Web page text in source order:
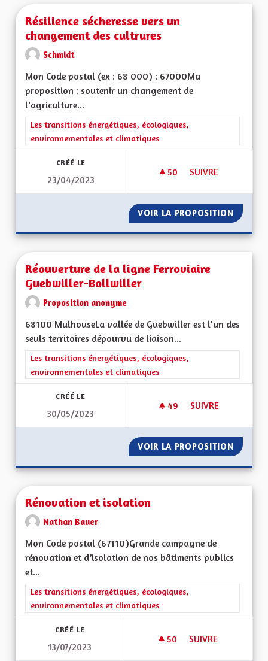
Résilience sécheresse vers un
changement des cultrures
Schmidt
Mon Code postal (ex : 68 000) : 67000Ma
proposition : soutenir un changement de
l'agriculture...
Filtrer les résultats de la catégorie : Les transitions
Les transitions énergétiques, écologiques,
environnementales et climatiques
CRÉÉ LE
23/04/2023
50 50 ABONNÉS
SUIVRE
VOIR LA PROPOSITION
Réouverture de la ligne Ferroviaire
Guebwiller-Bollwiller
Proposition anonyme
68100 MulhouseLa vallée de Guebwiller est l'un des
seuls territoires dépourvu de liaison...
Filtrer les résultats de la catégorie : Les transitions
Les transitions énergétiques, écologiques,
environnementales et climatiques
CRÉÉ LE
30/05/2023
49 49 ABONNÉS
SUIVRE
VOIR LA PROPOSITION
Rénovation et isolation
Nathan Bauer
Mon Code postal (67110)Grande campagne de
rénovation et d’isolation de nos bâtiments publics
et...
Filtrer les résultats de la catégorie : Les transitions
Les transitions énergétiques, écologiques,
environnementales et climatiques
CRÉÉ LE
13/07/2023
50 50 ABONNÉS
SUIVRE